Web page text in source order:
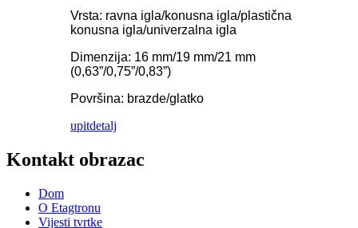
Vrsta: ravna igla/konusna igla/plastična
konusna igla/univerzalna igla
Dimenzija: 16 mm/19 mm/21 mm
(0,63”/0,75”/0,83”)
Površina: brazde/glatko
upitdetalj
Kontakt obrazac
Dom
O Etagtronu
Vijesti tvrtke